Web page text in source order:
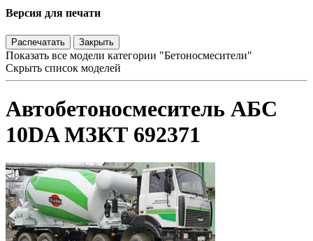
Версия для печати
Распечатать Закрыть
Показать все модели категории "Бетоносмесители"
Скрыть список моделей
Автобетоносмеситель АБС
10DA МЗКТ 692371